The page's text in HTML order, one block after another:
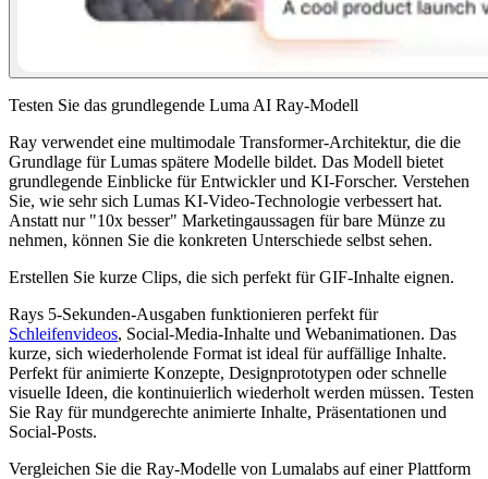
Testen Sie das grundlegende Luma AI Ray-Modell
Ray verwendet eine multimodale Transformer-Architektur, die die
Grundlage für Lumas spätere Modelle bildet. Das Modell bietet
grundlegende Einblicke für Entwickler und KI-Forscher. Verstehen
Sie, wie sehr sich Lumas KI-Video-Technologie verbessert hat.
Anstatt nur "10x besser" Marketingaussagen für bare Münze zu
nehmen, können Sie die konkreten Unterschiede selbst sehen.
Erstellen Sie kurze Clips, die sich perfekt für GIF-Inhalte eignen.
Rays 5-Sekunden-Ausgaben funktionieren perfekt für
Schleifenvideos, Social-Media-Inhalte und Webanimationen. Das
kurze, sich wiederholende Format ist ideal für auffällige Inhalte.
Perfekt für animierte Konzepte, Designprototypen oder schnelle
visuelle Ideen, die kontinuierlich wiederholt werden müssen. Testen
Sie Ray für mundgerechte animierte Inhalte, Präsentationen und
Social-Posts.
Vergleichen Sie die Ray-Modelle von Lumalabs auf einer Plattform